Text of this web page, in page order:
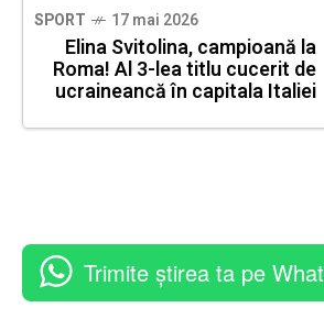
SPORT 17 mai 2026
Elina Svitolina, campioană la
Roma! Al 3-lea titlu cucerit de
ucraineancă în capitala Italiei
Trimite știrea ta pe